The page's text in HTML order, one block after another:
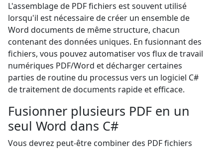
L'assemblage de PDF fichiers est souvent utilisé
lorsqu'il est nécessaire de créer un ensemble de
Word documents de même structure, chacun
contenant des données uniques. En fusionnant des
fichiers, vous pouvez automatiser vos flux de travail
numériques PDF/Word et décharger certaines
parties de routine du processus vers un logiciel C#
de traitement de documents rapide et efficace.
Fusionner plusieurs PDF en un
seul Word dans C#
Vous devrez peut-être combiner des PDF fichiers